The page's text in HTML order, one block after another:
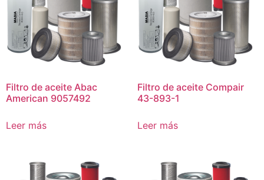
Filtro de aceite Abac
American 9057492
Leer más
Filtro de aceite Compair
43-893-1
Leer más